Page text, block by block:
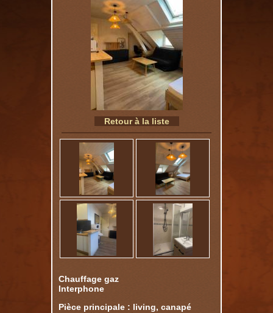
Retour à la liste
Chauffage gaz
Interphone
Pièce principale : living, canapé